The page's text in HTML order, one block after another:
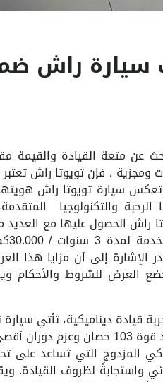
سيارة راش
عن متعة القيادة والقيمة
ومجزية ، فإن تويوتا راش
سيارة تويوتا راش
الرحبة والتكنولوجيا
الإشارة إلى أن مزايا هذا
العرض للشروط والأحكام
قيادة ديناميكية، تأتي
المزدوج التي تساعد
واستجابةً لظروف القيادة.